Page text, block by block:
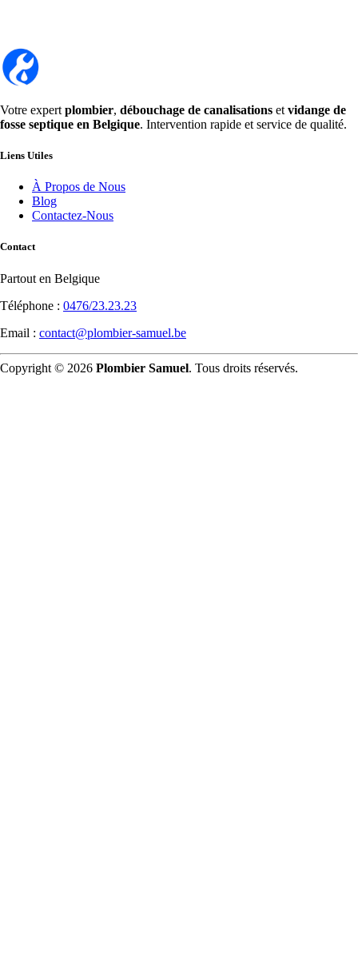
Votre expert plombier, débouchage de canalisations et vidange de
fosse septique en Belgique. Intervention rapide et service de qualité.
Liens Utiles
À Propos de Nous
Blog
Contactez-Nous
Contact
Partout en Belgique
Téléphone : 0476/23.23.23
Email : contact@plombier-samuel.be
Copyright © 2026 Plombier Samuel. Tous droits réservés.